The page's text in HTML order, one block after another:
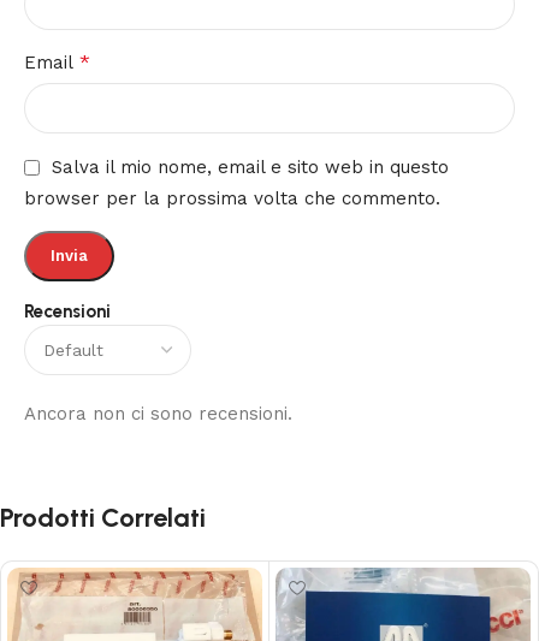
Recensioni
Ancora non ci sono recensioni.
Email *
Salva il mio nome, email e sito web in questo
browser per la prossima volta che commento.
Prodotti Correlati